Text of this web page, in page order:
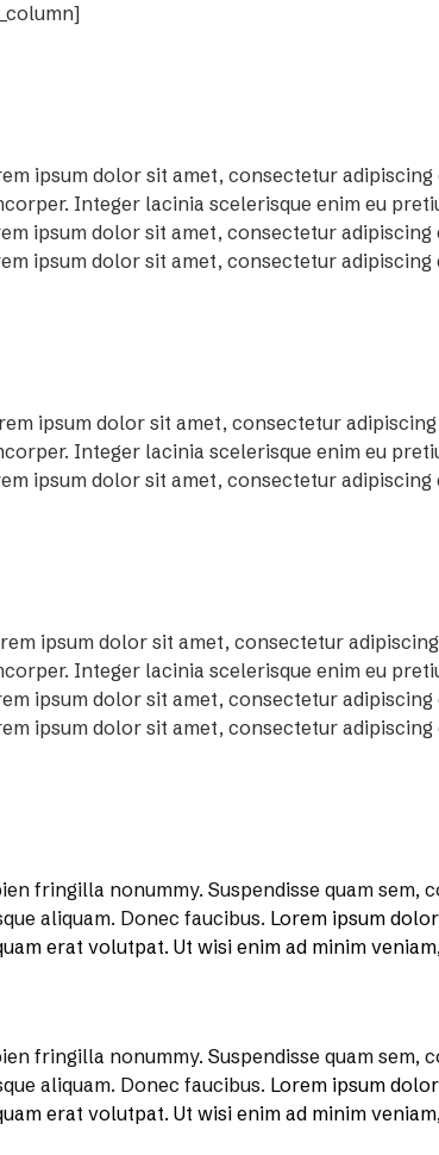
ipsum dolor sit amet, consectetur
Integer lacinia scelerisque enim eu
ipsum dolor sit amet, consectetur
ipsum dolor sit amet, consectetur
ipsum dolor sit amet, consectetur
Integer lacinia scelerisque enim eu
ipsum dolor sit amet, consectetur
ipsum dolor sit amet, consectetur
Integer lacinia scelerisque enim eu
ipsum dolor sit amet, consectetur
ipsum dolor sit amet, consectetur
fringilla nonummy. Suspendisse quam sem,
aliquam. Donec faucibus. Lorem ipsum
erat volutpat. Ut wisi enim ad minim
fringilla nonummy. Suspendisse quam sem,
aliquam. Donec faucibus. Lorem ipsum
erat volutpat. Ut wisi enim ad minim